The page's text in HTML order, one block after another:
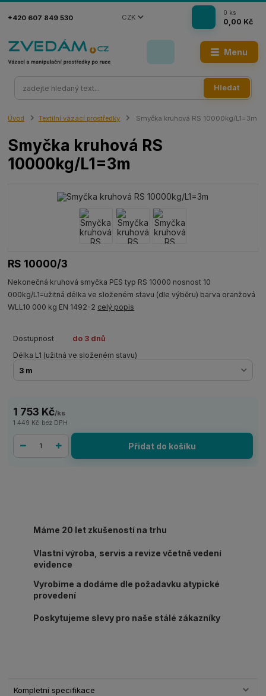
Menu
CZK
Hledat
+420 607 849 530
0 ks
0,00 Kč
Úvod Textilní vázací prostředky Smyčka kruhová RS 10000kg/L1=3m
Smyčka kruhová RS
10000kg/L1=3m
RS 10000/3
Nekonečná kruhová smyčka PES typ RS 10000 nosnost 10
000kg/L1=užitná délka ve složeném stavu (dle výběru) barva oranžová
WLL10 000 kg EN 1492-2 celý popis
Dostupnost
do 3 dnů
Délka L1 (užitná ve složeném stavu)
1 753 Kč/ks
1 449 Kč bez DPH
Přidat do košíku
Máme 20 let zkušeností na trhu
Vlastní výroba, servis a revize včetně vedení
evidence
Vyrobíme a dodáme dle požadavku atypické
provedení
Poskytujeme slevy pro naše stálé zákazníky
Kompletní specifikace